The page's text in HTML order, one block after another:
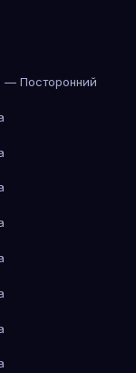
Посторонний